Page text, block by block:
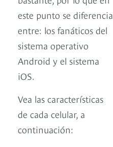
este punto se diferencia
entre: los fanáticos del
sistema operativo
Android y el sistema
iOS.
Vea las características
de cada celular, a
continuación: